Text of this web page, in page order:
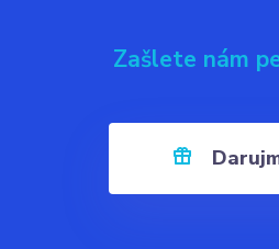
Zašlete nám